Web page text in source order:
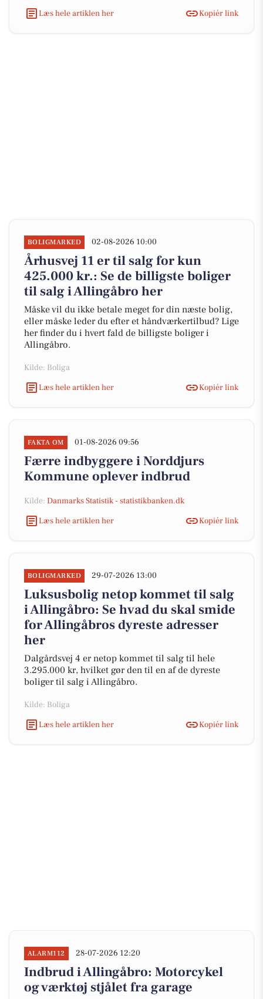
Læs hele artiklen her Kopiér link
BOLIGMARKED 02-08-2026 10:00
Århusvej 11 er til salg for kun
425.000 kr.: Se de billigste boliger
til salg i Allingåbro her
Måske vil du ikke betale meget for din næste bolig,
eller måske leder du efter et håndværkertilbud? Lige
her finder du i hvert fald de billigste boliger i
Allingåbro.
Kilde: Boliga
Læs hele artiklen her
Kopiér link
FAKTA OM 01-08-2026 09:56
Færre indbyggere i Norddjurs
Kommune oplever indbrud
Kilde: Danmarks Statistik - statistikbanken.dk
Læs hele artiklen her
Kopiér link
BOLIGMARKED 29-07-2026 13:00
Luksusbolig netop kommet til salg
i Allingåbro: Se hvad du skal smide
for Allingåbros dyreste adresser
her
Dalgårdsvej 4 er netop kommet til salg til hele
3.295.000 kr, hvilket gør den til en af de dyreste
boliger til salg i Allingåbro.
Kilde: Boliga
Læs hele artiklen her
Kopiér link
ALARM112 28-07-2026 12:20
Indbrud i Allingåbro: Motorcykel
og værktøj stjålet fra garage